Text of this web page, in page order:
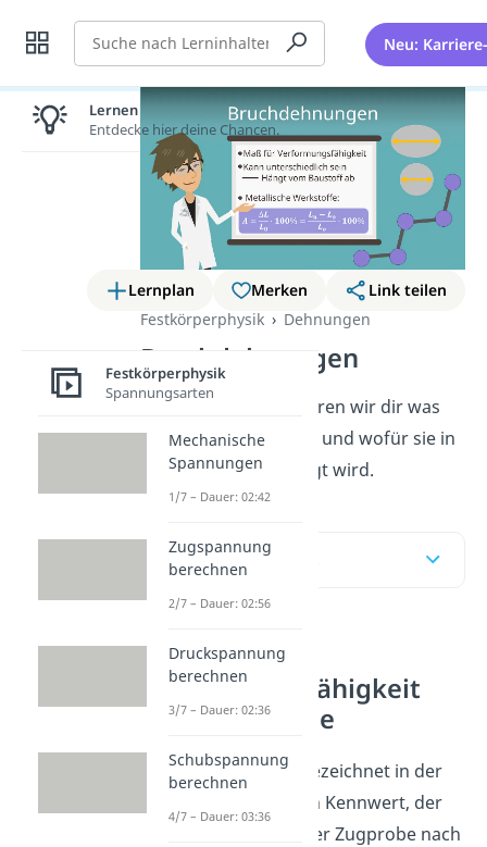
Suche Neu:
Lernplan Merken
Link teilen
Festkörperphysik
Dehnungen
Bruchdehnungen
In diesem Video erklären wir dir was
die Bruchdehnung ist und wofür sie in
der Mechanik benötigt wird.
Inhaltsübersicht
Maß für die
Verformungsfähigkeit
einer Zugprobe
Die Bruchdehnung bezeichnet in der
Festigkeitslehre einen Kennwert, der
die Verlängerung einer Zugprobe nach
Lernen lohnt sich!
Entdecke hier deine Chancen.
Festkörperphysik
Spannungsarten
Mechanische
Spannungen
1/7 – Dauer: 02:42
Zugspannung
berechnen
2/7 – Dauer: 02:56
Druckspannung
berechnen
3/7 – Dauer: 02:36
Schubspannung
berechnen
4/7 – Dauer: 03:36